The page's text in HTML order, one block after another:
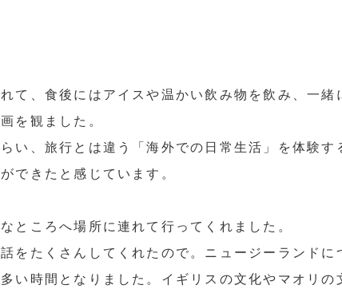
て、食後にはアイスや温かい飲み物を飲み、一緒
を観ました。
い、旅行とは違う「海外での日常生活」を体験
できたと感じています。
ところへ場所に連れて行ってくれました。
をたくさんしてくれたので。ニュージーランドに
い時間となりました。イギリスの文化やマオリの